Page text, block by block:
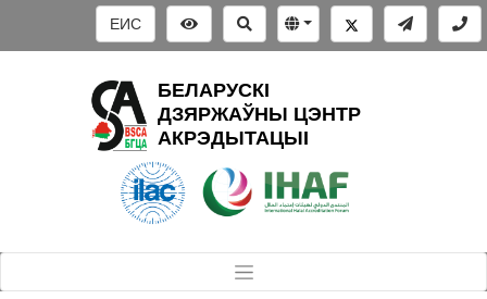
ЕИС
БЕЛАРУСКІ
ДЗЯРЖАЎНЫ ЦЭНТР
АКРЭДЫТАЦЫІ